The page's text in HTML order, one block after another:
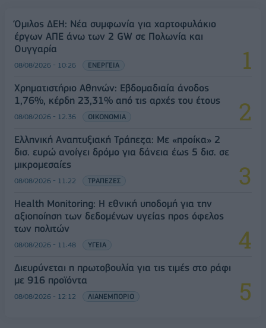
Όμιλος ΔΕΗ: Νέα συμφωνία για χαρτοφυλάκιο
έργων ΑΠΕ άνω των 2 GW σε Πολωνία και
Ουγγαρία
08/08/2026 - 10:26 ΕΝΕΡΓΕΙΑ
Χρηματιστήριο Αθηνών: Εβδομαδιαία άνοδος
1,76%, κέρδη 23,31% από τις αρχές του έτους
08/08/2026 - 12:36 ΟΙΚΟΝΟΜΙΑ
Ελληνική Αναπτυξιακή Τράπεζα: Με «προίκα» 2
δισ. ευρώ ανοίγει δρόμο για δάνεια έως 5 δισ. σε
μικρομεσαίες
08/08/2026 - 11:22 ΤΡΑΠΕΖΕΣ
Health Monitoring: Η εθνική υποδομή για την
αξιοποίηση των δεδομένων υγείας προς όφελος
των πολιτών
08/08/2026 - 11:48 ΥΓΕΙΑ
Διευρύνεται η πρωτοβουλία για τις τιμές στο ράφι
με 916 προϊόντα
08/08/2026 - 12:12 ΛΙΑΝΕΜΠΟΡΙΟ